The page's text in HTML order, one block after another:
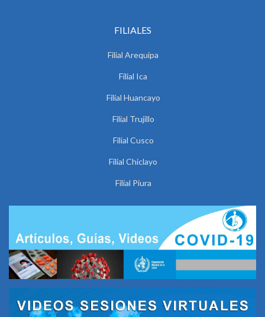
FILIALES
Filial Arequipa
Filial Ica
Filial Huancayo
Filial Trujillo
Filial Cusco
Filial Chiclayo
Filial Piura